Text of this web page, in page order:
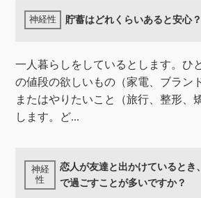
貯蓄はどれくらいあると安心？
一人暮らしをしているとします。ひ
の値段の欲しいもの（家電、ブラン
またはやりたいこと（旅行、整形、
します。ど...
恋人が友達と出かけているとき
で過ごすことが多いですか？